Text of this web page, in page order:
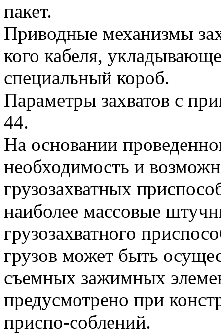
пакет.
Приводные механизмы
кого кабеля,
специальный короб.
Параметры захватов с
44.
На основании
необходимость и
грузозахватных
наиболее массовые
грузозахватного
грузов может быть
съемных зажимных
предусмотрено при
приспо-соблений.